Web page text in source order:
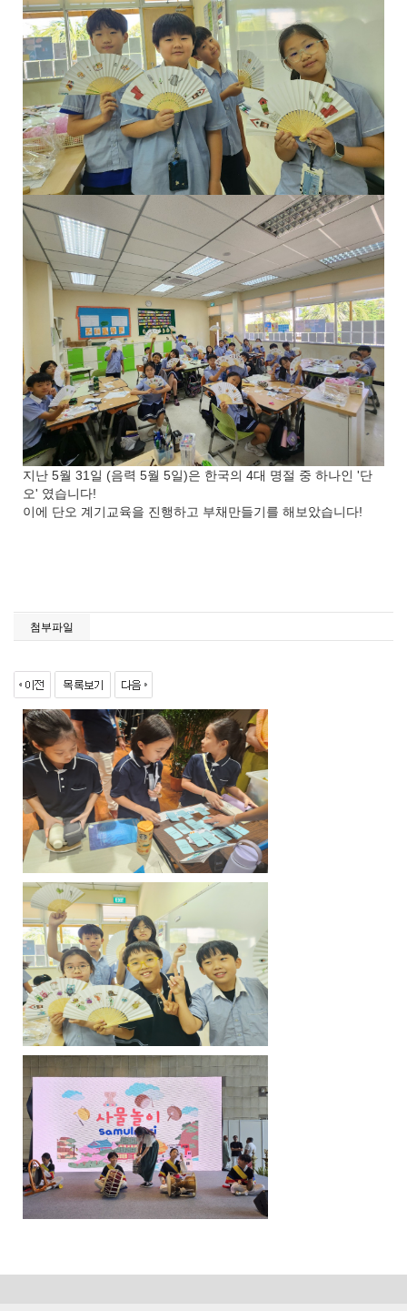
지난 5월 31일 (음력 5월 5일)은 한국의 4대 명절 중 하나인 '단
오' 였습니다!
이에 단오 계기교육을 진행하고 부채만들기를 해보았습니다!
첨부파일